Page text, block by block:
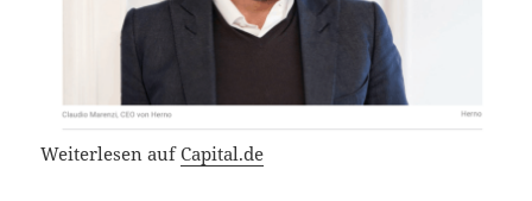
Weiterlesen aufCapital.de